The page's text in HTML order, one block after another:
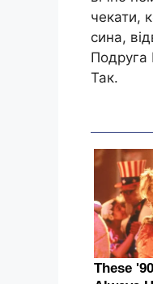
чекати,
сина,
Так.